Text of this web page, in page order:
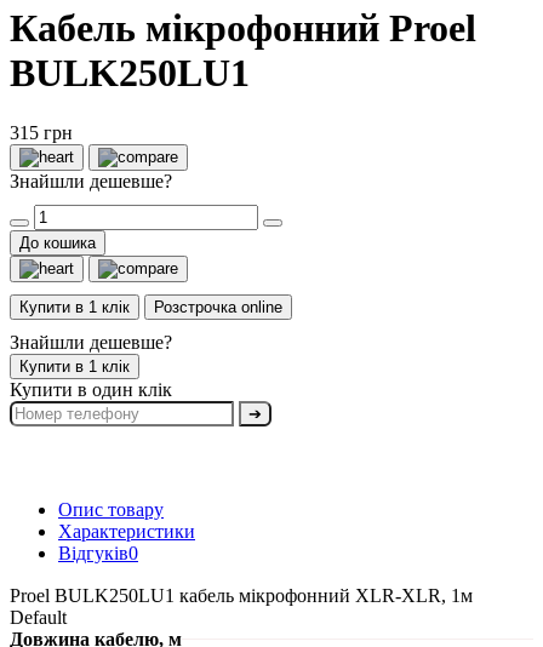
Кабель мікрофонний Proel
BULK250LU1
315 грн
Знайшли дешевше?
До кошика
Купити в 1 клік Розстрочка online
Знайшли дешевше?
Купити в 1 клік
Купити в один клік
➔
Опис товару
Характеристики
Відгуків0
Proel BULK250LU1 кабель мікрофонний XLR-XLR, 1м
Default
Довжина кабелю, м